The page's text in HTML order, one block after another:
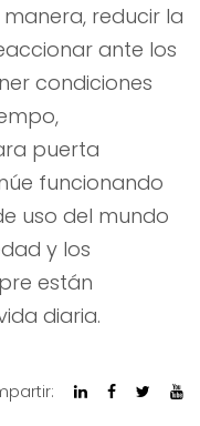
reducir la
ante los
condiciones
puerta
funcionando
uso del mundo
y los
están
diaria.